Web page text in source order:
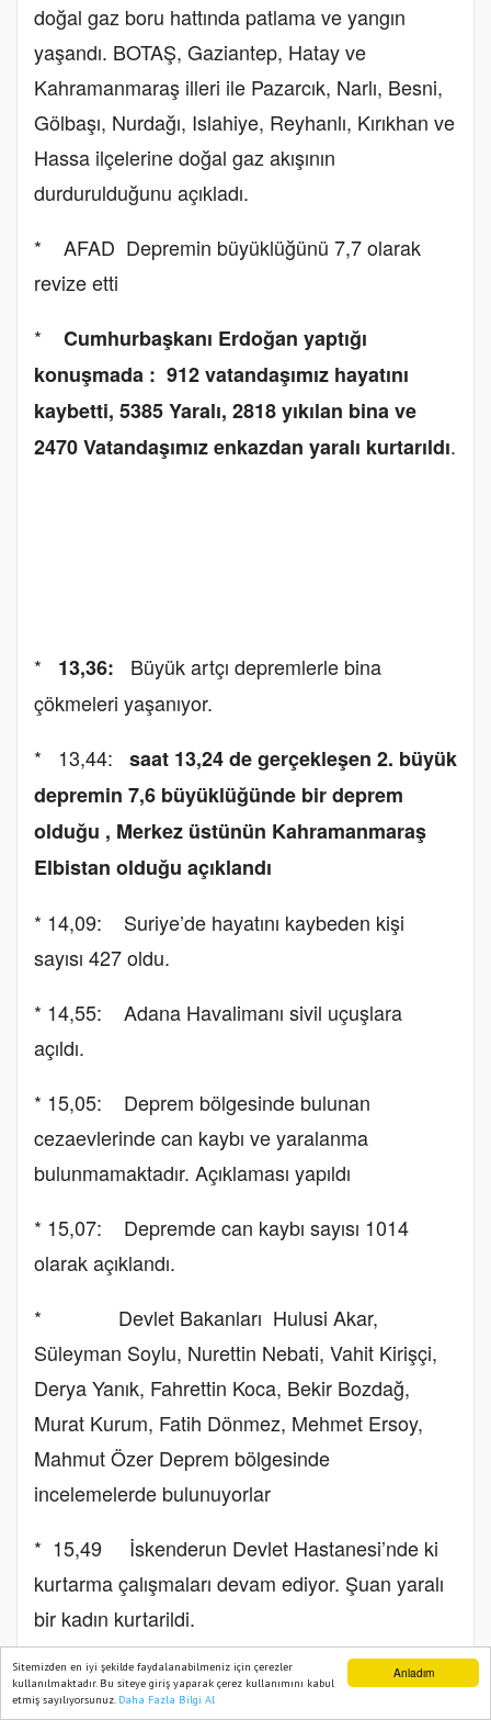
Anladım
Sitemizden en iyi şekilde faydalanabilmeniz için çerezler
kullanılmaktadır. Bu siteye giriş yaparak çerez kullanımını kabul
etmiş sayılıyorsunuz. Daha Fazla Bilgi Al
doğal gaz boru hattında patlama ve yangın
yaşandı. BOTAŞ, Gaziantep, Hatay ve
Kahramanmaraş illeri ile Pazarcık, Narlı, Besni,
Gölbaşı, Nurdağı, Islahiye, Reyhanlı, Kırıkhan ve
Hassa ilçelerine doğal gaz akışının
durdurulduğunu açıkladı.
* AFAD Depremin büyüklüğünü 7,7 olarak
revize etti
* Cumhurbaşkanı Erdoğan yaptığı
konuşmada : 912 vatandaşımız hayatını
kaybetti, 5385 Yaralı, 2818 yıkılan bina ve
2470 Vatandaşımız enkazdan yaralı kurtarıldı.
* 13,36:
Büyük artçı depremlerle bina
çökmeleri yaşanıyor.
* 13,44: saat 13,24 de gerçekleşen 2. büyük
depremin 7,6 büyüklüğünde bir deprem
olduğu , Merkez üstünün Kahramanmaraş
Elbistan olduğu açıklandı
* 14,09: Suriye’de hayatını kaybeden kişi
sayısı 427 oldu.
* 14,55: Adana Havalimanı sivil uçuşlara
açıldı.
* 15,05: Deprem bölgesinde bulunan
cezaevlerinde can kaybı ve yaralanma
bulunmamaktadır. Açıklaması yapıldı
* 15,07: Depremde can kaybı sayısı 1014
olarak açıklandı.
* Devlet Bakanları Hulusi Akar,
Süleyman Soylu, Nurettin Nebati, Vahit Kirişçi,
Derya Yanık, Fahrettin Koca, Bekir Bozdağ,
Murat Kurum, Fatih Dönmez, Mehmet Ersoy,
Mahmut Özer Deprem bölgesinde
incelemelerde bulunuyorlar
* 15,49 İskenderun Devlet Hastanesi’nde ki
kurtarma çalışmaları devam ediyor. Şuan yaralı
bir kadın kurtarildi.
*SAKOM’dan alınan ilk bilgilere
göre an itibarıyla Kahramanmaraş’ta 191,
Ana Sayfa Web TV